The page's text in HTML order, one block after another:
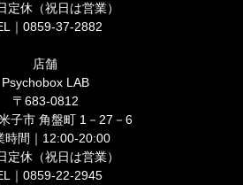
定休（祝日は営業）
｜0859-37-2882
店舗
Psychobox LAB
〒683-0812
子市 角盤町 1－27－6
時間｜12:00-20:00
定休（祝日は営業）
｜0859-22-2945